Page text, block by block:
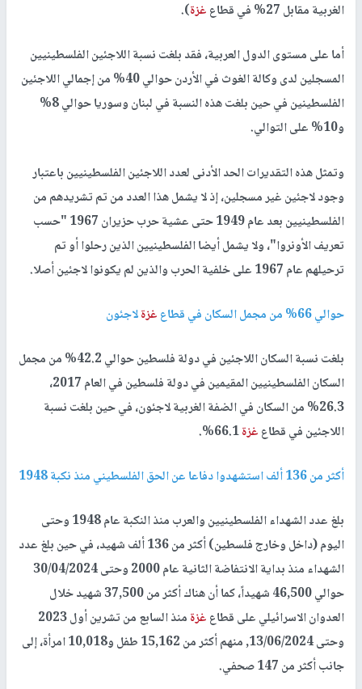
الغربية مقابل 27% في قطاع
غزة).
أما على مستوى الدول العربية، فقد بلغت نسبة اللاجئين الفلسطينيين
المسجلين لدى وكالة الغوث في الأردن حوالي 40% من إجمالي اللاجئين
الفلسطينين في حين بلغت هذه النسبة في لبنان وسوريا حوالي 8%
و10% على التوالي.
وتمثل هذه التقديرات الحد الأدنى لعدد اللاجئين الفلسطينيين باعتبار
وجود لاجئين غير مسجلين، إذ لا يشمل هذا العدد من تم تشريدهم من
الفلسطينيين بعد عام 1949 حتى عشية حرب حزيران 1967 "حسب
تعريف الأونروا"، ولا يشمل أيضا الفلسطينيين الذين رحلوا أو تم
ترحيلهم عام 1967 على خلفية الحرب والذين لم يكونوا لاجئين أصلا.
حوالي 66% من مجمل السكان في قطاع غزةلاجئون
بلغت نسبة السكان اللاجئين في دولة فلسطين حوالي 42.2% من مجمل
السكان الفلسطينيين المقيمين في دولة فلسطين في العام 2017،
26.3% من السكان في الضفة الغربية لاجئون، في حين بلغت نسبة
اللاجئين في قطاعغزة
أكثر من 136 ألف استشهدوا دفاعا عن الحق الفلسطيني منذ نكبة 1948
بلغ عدد الشهداء الفلسطينيين والعرب منذ النكبة عام 1948 وحتى
اليوم (داخل وخارج فلسطين) أكثر من 136 ألف شهيد، في حين بلغ عدد
الشهداء منذ بداية الانتفاضة الثانية عام 2000 وحتى 30/04/2024
حوالي 46,500 شهيداً، كما أن هناك أكثر من 37,500 شهيد خلال
العدوان الاسرائيلي على قطاعغزة
منذ السابع من تشرين أول 2023
وحتى 13/06/2024, منهم أكثر من 15,162 طفل و10,018 امرأة، إلى
جانب أكثر من 147 صحفي.